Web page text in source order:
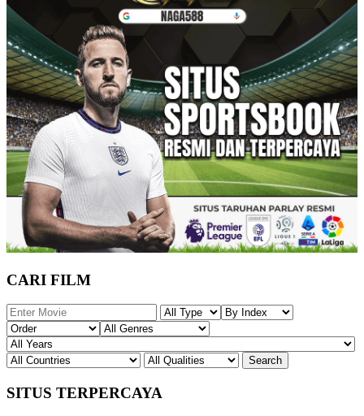
CARI FILM
SITUS TERPERCAYA